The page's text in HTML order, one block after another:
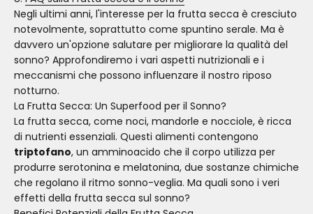
Negli ultimi anni, l'interesse per la frutta secca è cresciuto
notevolmente, soprattutto come spuntino serale. Ma è
davvero un'opzione salutare per migliorare la qualità del
sonno? Approfondiremo i vari aspetti nutrizionali e i
meccanismi che possono influenzare il nostro riposo
notturno.
La Frutta Secca: Un Superfood per il Sonno?
La frutta secca, come noci, mandorle e nocciole, è ricca
di nutrienti essenziali. Questi alimenti contengono
triptofano, un amminoacido che il corpo utilizza per
produrre serotonina e melatonina, due sostanze chimiche
che regolano il ritmo sonno-veglia. Ma quali sono i veri
effetti della frutta secca sul sonno?